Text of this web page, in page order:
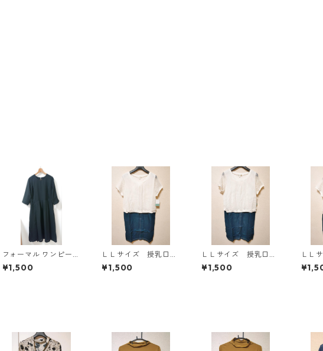
フォーマル ワンピース
5L ブラック ◆KIY-13
00◆
¥1,500
ＬＬサイズ 授乳口付
き マタニティ ドッ
キングワンピース ホ
¥1,500
ＬＬサイズ 授乳口付
き マタニティ ドッ
キングワンピース ホ
¥1,500
ＬＬ
き マ
キン